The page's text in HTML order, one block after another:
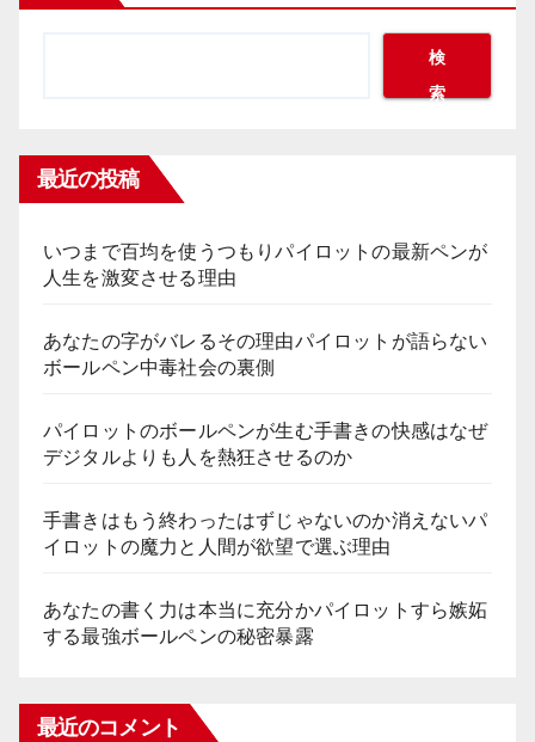
検
索
最近の投稿
いつまで百均を使うつもりパイロットの最新ペンが
人生を激変させる理由
あなたの字がバレるその理由パイロットが語らない
ボールペン中毒社会の裏側
パイロットのボールペンが生む手書きの快感はなぜ
デジタルよりも人を熱狂させるのか
手書きはもう終わったはずじゃないのか消えないパ
イロットの魔力と人間が欲望で選ぶ理由
あなたの書く力は本当に充分かパイロットすら嫉妬
する最強ボールペンの秘密暴露
最近のコメント